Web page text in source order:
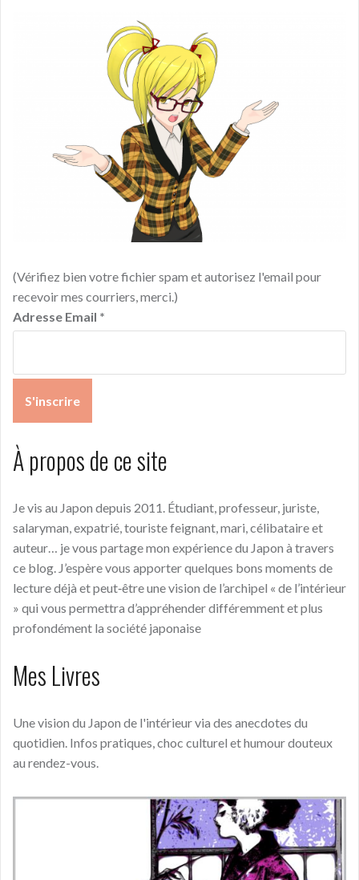
(Vérifiez bien votre fichier spam et autorisez l'email pour
recevoir mes courriers, merci.)
Adresse Email *
À propos de ce site
Je vis au Japon depuis 2011. Étudiant, professeur, juriste,
salaryman, expatrié, touriste feignant, mari, célibataire et
auteur… je vous partage mon expérience du Japon à travers
ce blog. J’espère vous apporter quelques bons moments de
lecture déjà et peut‑être une vision de l’archipel « de l’intérieur
» qui vous permettra d’appréhender différemment et plus
profondément la société japonaise
Mes Livres
Une vision du Japon de l'intérieur via des anecdotes du
quotidien. Infos pratiques, choc culturel et humour douteux
au rendez-vous.